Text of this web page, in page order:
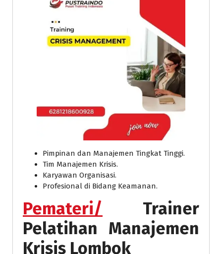
Pimpinan dan Manajemen Tingkat Tinggi.
Tim Manajemen Krisis.
Karyawan Organisasi.
Profesional di Bidang Keamanan.
Pemateri/ Trainer
Pelatihan Manajemen
Krisis Lombok